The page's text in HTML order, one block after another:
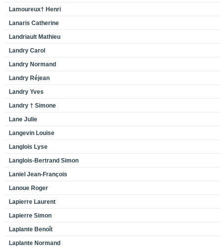
Lamoureux† Henri
Lanaris Catherine
Landriault Mathieu
Landry Carol
Landry Normand
Landry Réjean
Landry Yves
Landry † Simone
Lane Julie
Langevin Louise
Langlois Lyse
Langlois-Bertrand Simon
Laniel Jean-François
Lanoue Roger
Lapierre Laurent
Lapierre Simon
Laplante Benoît
Laplante Normand